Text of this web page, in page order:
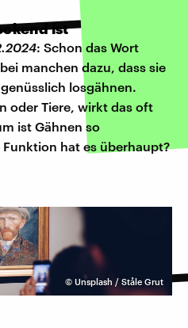
ist
: Schon das Wort
manchen dazu, dass sie
losgähnen.
oder Tiere, wirkt das oft
ist Gähnen so
hat es überhaupt?
© Unsplash / Ståle Grut